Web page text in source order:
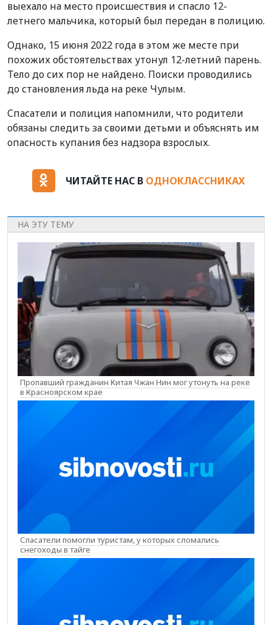
выехало на место происшествия и спасло 12-
летнего мальчика, который был передан в полицию.
Однако, 15 июня 2022 года в этом же месте при
похожих обстоятельствах утонул 12-летний парень.
Тело до сих пор не найдено. Поиски проводились
до становления льда на реке Чулым.
Спасатели и полиция напомнили, что родители
обязаны следить за своими детьми и объяснять им
опасность купания без надзора взрослых.
ЧИТАЙТЕ НАС В ОДНОКЛАССНИКАХ
НА ЭТУ ТЕМУ
Пропавший гражданин Китая Чжан Нин мог утонуть на реке
в Красноярском крае
Спасатели помогли туристам, у которых сломались
снегоходы в тайге